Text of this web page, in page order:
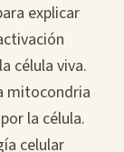
explicar
célula viva.
mitocondria
la célula.
celular